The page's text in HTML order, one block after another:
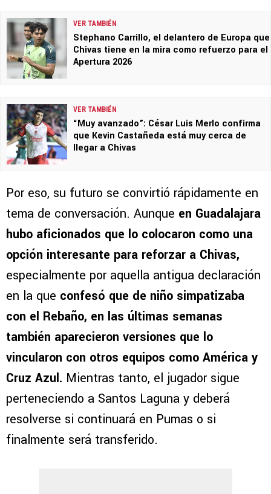
VER TAMBIÉN
Stephano Carrillo, el delantero de Europa que
Chivas tiene en la mira como refuerzo para el
Apertura 2026
VER TAMBIÉN
“Muy avanzado”: César Luis Merlo confirma
que Kevin Castañeda está muy cerca de
llegar a Chivas
Por eso, su futuro se convirtió rápidamente en
tema de conversación. Aunque en Guadalajara
hubo aficionados que lo colocaron como una
opción interesante para reforzar a Chivas,
especialmente por aquella antigua declaración
en la que confesó que de niño simpatizaba
con el Rebaño, en las últimas semanas
también aparecieron versiones que lo
vincularon con otros equipos como América y
Cruz Azul. Mientras tanto, el jugador sigue
perteneciendo a Santos Laguna y deberá
resolverse si continuará en Pumas o si
finalmente será transferido.